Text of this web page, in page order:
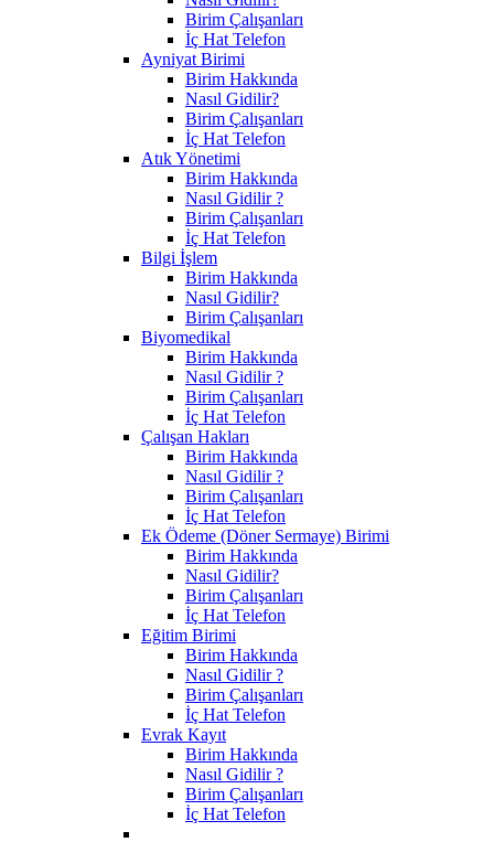
Birim Çalışanları
İç Hat Telefon
Ayniyat Birimi
Birim Hakkında
Nasıl Gidilir?
Birim Çalışanları
İç Hat Telefon
Atık Yönetimi
Birim Hakkında
Nasıl Gidilir ?
Birim Çalışanları
İç Hat Telefon
Bilgi İşlem
Birim Hakkında
Nasıl Gidilir?
Birim Çalışanları
Biyomedikal
Birim Hakkında
Nasıl Gidilir ?
Birim Çalışanları
İç Hat Telefon
Çalışan Hakları
Birim Hakkında
Nasıl Gidilir ?
Birim Çalışanları
İç Hat Telefon
Ek Ödeme (Döner Sermaye) Birimi
Birim Hakkında
Nasıl Gidilir?
Birim Çalışanları
İç Hat Telefon
Eğitim Birimi
Birim Hakkında
Nasıl Gidilir ?
Birim Çalışanları
İç Hat Telefon
Evrak Kayıt
Birim Hakkında
Nasıl Gidilir ?
Birim Çalışanları
İç Hat Telefon